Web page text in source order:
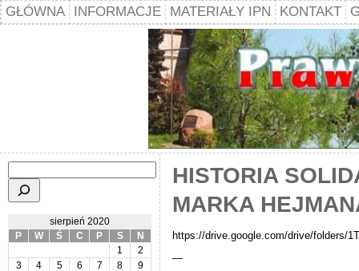
GŁÓWNA INFORMACJE MATERIAŁY IPN KONTAKT
sierpień 2020
P
W Ś C P S
N
1
2
3
4 5 6 7 8
9
HISTORIA
MARKA
https://drive.google.com/drive/folders/
—